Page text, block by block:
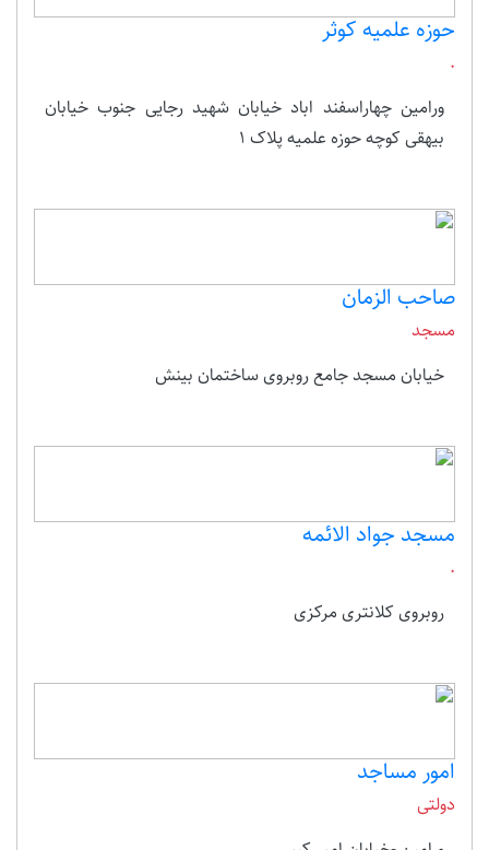
حوزه علمیه کوثر
.
ورامین چهاراسفند اباد خیابان شهید رجایی جنوب خیابان
بیهقی کوچه حوزه علمیه پلاک 1
صاحب الزمان
مسجد
خیابان مسجد جامع روبروی ساختمان بینش
مسجد جواد الائمه
.
روبروی کلانتری مرکزی
امور مساجد
دولتی